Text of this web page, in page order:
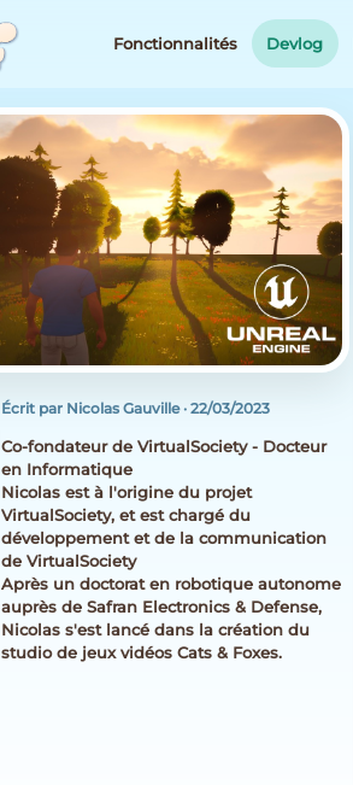
Fonctionnalités Devlog
Écrit par Nicolas Gauville· 22/03/2023
Co-fondateur de VirtualSociety - Docteur
en Informatique
Nicolas est à l'origine du projet
VirtualSociety, et est chargé du
développement et de la communication
de VirtualSociety
Après un doctorat en robotique autonome
auprès de Safran Electronics & Defense,
Nicolas s'est lancé dans la création du
studio de jeux vidéos Cats & Foxes.